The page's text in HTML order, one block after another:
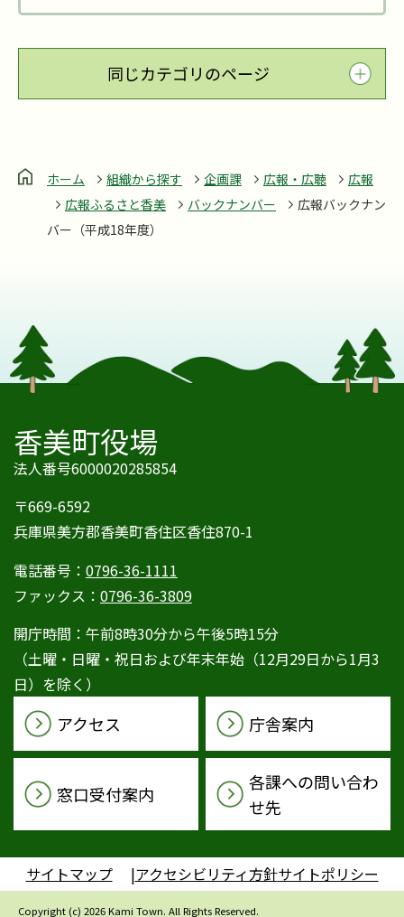
同じカテゴリのページ
ホーム 組織から探す 企画課 広報・広聴
広報
広報ふるさと香美
バックナンバー
広報バックナン
バー（平成18年度）
香美町役場
法人番号6000020285854
〒669-6592
兵庫県美方郡香美町香住区香住870-1
電話番号： 0796-36-1111
ファックス： 0796-36-3809
開庁時間：午前8時30分から午後5時15分
（土曜・日曜・祝日および年末年始（12月29日から1月3
日）を除く）
アクセス 庁舎案内
窓口受付案内
各課への問い合わ
せ先
サイトマップ アクセシビリティ方針サイトポリシー
Copyright (c) 2026 Kami Town. All Rights Reserved.